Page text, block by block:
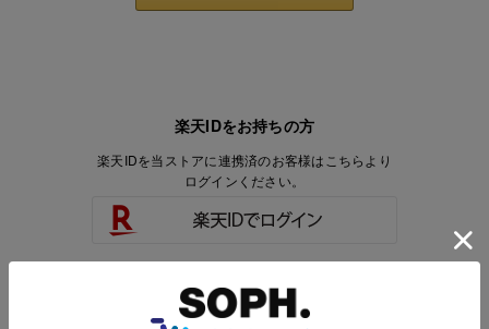
楽天IDをお持ちの方
楽天IDを当ストアに連携済のお客様はこちらより
ログインください。
楽天IDをお持ちで、当ストアのアカウントを
お持ちでないお客様はこちらより